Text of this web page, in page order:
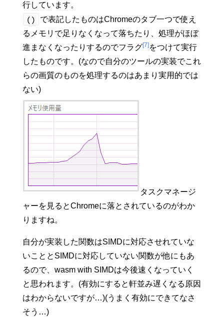
行しています。
()
で表記したものはChromeのタブ一つで使え
るメモリで足りなくなって落ちたり、処理がほぼ
進まなくなったりするのでフラグ[7]をつけて実行
したものです。(なので自分のツールの実装でこれ
らの画質のものを処理するのはあまり実用的では
ない)
タスクマネージ
ャーを見るとChromeに落とされているのがわか
りますね。
自分が実装した関数はSIMDに対応させれていな
いこととSIMDに対応していない関数が他にもあ
るので、wasm with SIMDは今後速くなっていく
と思われます。(有効にすると軒並み遅くなる原因
はわからないですが…)(うまく有効にできてなさ
そう…)